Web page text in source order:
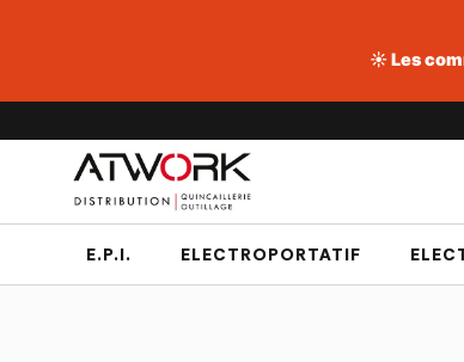
☀️ Les
au
E.P.I. ELECTROPORTATIF